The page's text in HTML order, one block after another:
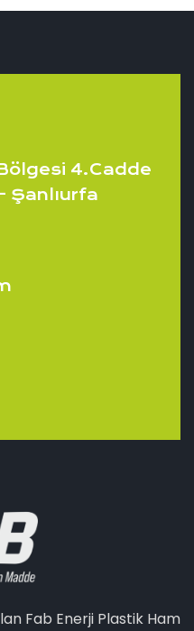
4.Cadde
Şanlıurfa
Fab Enerji Plastik Ham